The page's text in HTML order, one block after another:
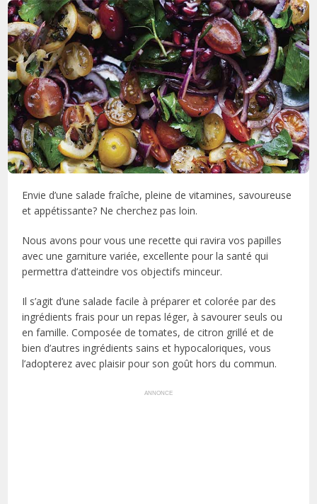
Envie d’une salade fraîche, pleine de vitamines, savoureuse
et appétissante? Ne cherchez pas loin.
Nous avons pour vous une recette qui ravira vos papilles
avec une garniture variée, excellente pour la santé qui
permettra d’atteindre vos objectifs minceur.
Il s’agit d’une salade facile à préparer et colorée par des
ingrédients frais pour un repas léger, à savourer seuls ou
en famille. Composée de tomates, de citron grillé et de
bien d’autres ingrédients sains et hypocaloriques, vous
l’adopterez avec plaisir pour son goût hors du commun.
ANNONCE